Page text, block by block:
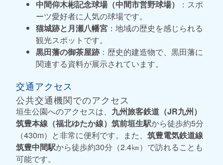
中間仰木彬記念球場（中間市営野球場）
：スポ
ーツ愛好者に人気の球場です。
猫城跡と月瀬八幡宮 ：地域の歴史を感じられる
観光スポットです。
黒田藩の御茶屋跡 ：歴史的建造物で、黒田藩に
関連する資料が展示されています。
交通アクセス
公共交通機関でのアクセス
垣生公園へのアクセスは、 九州旅客鉄道（JR九州）
筑豊本線（福北ゆたか線）筑前垣生駅から徒歩約5分
（430m）と非常に便利です。また、 筑豊電気鉄道線
筑豊中間駅から徒歩約30分（2.4㎞）で訪れることも
可能です。